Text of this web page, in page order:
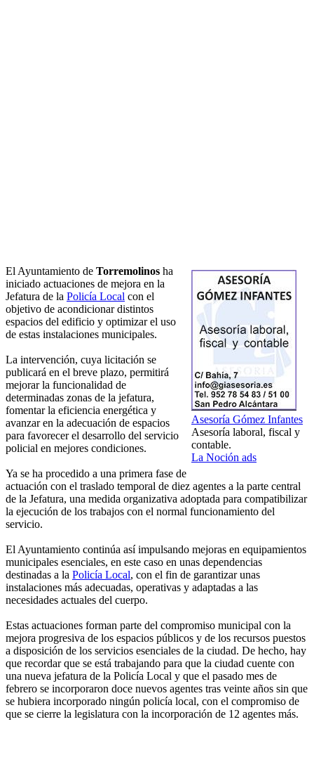
Asesoría Gómez Infantes
Asesoría laboral, fiscal y
contable.
La Noción ads
El Ayuntamiento de Torremolinos ha
iniciado actuaciones de mejora en la
Jefatura de la Policía Local con el
objetivo de acondicionar distintos
espacios del edificio y optimizar el uso
de estas instalaciones municipales.
La intervención, cuya licitación se
publicará en el breve plazo, permitirá
mejorar la funcionalidad de
determinadas zonas de la jefatura,
fomentar la eficiencia energética y
avanzar en la adecuación de espacios
para favorecer el desarrollo del servicio
policial en mejores condiciones.
Ya se ha procedido a una primera fase de
actuación con el traslado temporal de diez agentes a la parte central
de la Jefatura, una medida organizativa adoptada para compatibilizar
la ejecución de los trabajos con el normal funcionamiento del
servicio.
El Ayuntamiento continúa así impulsando mejoras en equipamientos
municipales esenciales, en este caso en unas dependencias
destinadas a la Policía Local, con el fin de garantizar unas
instalaciones más adecuadas, operativas y adaptadas a las
necesidades actuales del cuerpo.
Estas actuaciones forman parte del compromiso municipal con la
mejora progresiva de los espacios públicos y de los recursos puestos
a disposición de los servicios esenciales de la ciudad. De hecho, hay
que recordar que se está trabajando para que la ciudad cuente con
una nueva jefatura de la Policía Local y que el pasado mes de
febrero se incorporaron doce nuevos agentes tras veinte años sin que
se hubiera incorporado ningún policía local, con el compromiso de
que se cierre la legislatura con la incorporación de 12 agentes más.